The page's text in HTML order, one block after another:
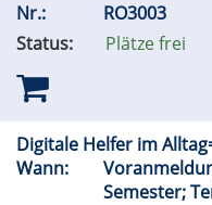
Nr.:
RO3003
Status:
Plätze frei
Digitale Helfer im
Wann:
Semester;